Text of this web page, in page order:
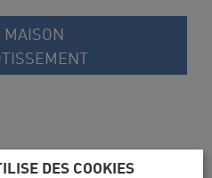
MAISON
DES COOKIES